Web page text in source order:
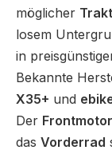
möglicher
losem
in
Bekannte
X35+ und
Der Frontmotor
das Vorderrad